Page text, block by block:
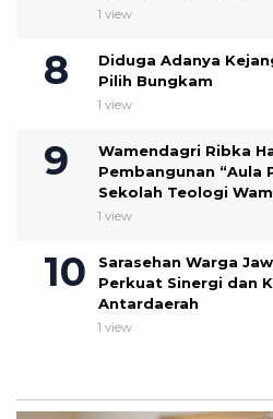
1 view
Diduga Adanya
Pilih Bungkam
1 view
Wamendagri Ribka
Pembangunan “Aula
Sekolah Teologi
1 view
Sarasehan Warga
Perkuat Sinergi dan
Antardaerah
1 view